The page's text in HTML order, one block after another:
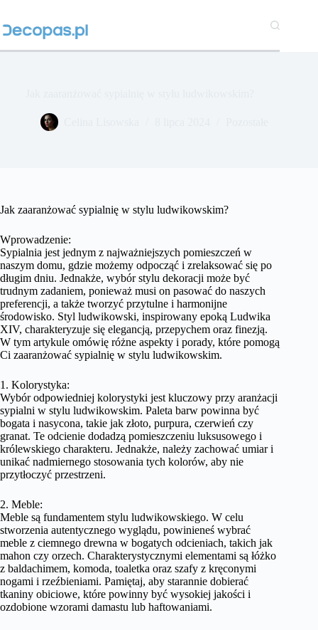
treści
Jak zaaranżować sypialnię w stylu ludwikowskim?
Wprowadzenie:
Sypialnia jest jednym z najważniejszych pomieszczeń w
naszym domu, gdzie możemy odpocząć i zrelaksować się po
długim dniu. Jednakże, wybór stylu dekoracji może być
trudnym zadaniem, ponieważ musi on pasować do naszych
preferencji, a także tworzyć przytulne i harmonijne
środowisko. Styl ludwikowski, inspirowany epoką Ludwika
XIV, charakteryzuje się elegancją, przepychem oraz finezją.
W tym artykule omówię różne aspekty i porady, które pomogą
Ci zaaranżować sypialnię w stylu ludwikowskim.
1. Kolorystyka:
Wybór odpowiedniej kolorystyki jest kluczowy przy aranżacji
sypialni w stylu ludwikowskim. Paleta barw powinna być
bogata i nasycona, takie jak złoto, purpura, czerwień czy
granat. Te odcienie dodadzą pomieszczeniu luksusowego i
królewskiego charakteru. Jednakże, należy zachować umiar i
unikać nadmiernego stosowania tych kolorów, aby nie
przytłoczyć przestrzeni.
2. Meble:
Meble są fundamentem stylu ludwikowskiego. W celu
stworzenia autentycznego wyglądu, powinieneś wybrać
meble z ciemnego drewna w bogatych odcieniach, takich jak
mahon czy orzech. Charakterystycznymi elementami są łóżko
z baldachimem, komoda, toaletka oraz szafy z kręconymi
nogami i rzeźbieniami. Pamiętaj, aby starannie dobierać
tkaniny obiciowe, które powinny być wysokiej jakości i
ozdobione wzorami damastu lub haftowaniami.